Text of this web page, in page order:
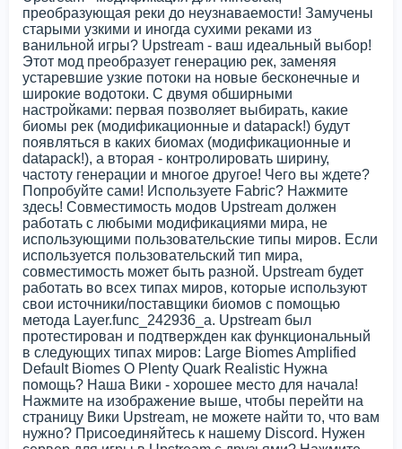
преобразующая реки до неузнаваемости! Замучены
старыми узкими и иногда сухими реками из
ванильной игры? Upstream - ваш идеальный выбор!
Этот мод преобразует генерацию рек, заменяя
устаревшие узкие потоки на новые бесконечные и
широкие водотоки. С двумя обширными
настройками: первая позволяет выбирать, какие
биомы рек (модификационные и datapack!) будут
появляться в каких биомах (модификационные и
datapack!), а вторая - контролировать ширину,
частоту генерации и многое другое! Чего вы ждете?
Попробуйте сами! Используете Fabric? Нажмите
здесь! Совместимость модов Upstream должен
работать с любыми модификациями мира, не
использующими пользовательские типы миров. Если
используется пользовательский тип мира,
совместимость может быть разной. Upstream будет
работать во всех типах миров, которые используют
свои источники/поставщики биомов с помощью
метода Layer.func_242936_a. Upstream был
протестирован и подтвержден как функциональный
в следующих типах миров: Large Biomes Amplified
Default Biomes O Plenty Quark Realistic Нужна
помощь? Наша Вики - хорошее место для начала!
Нажмите на изображение выше, чтобы перейти на
страницу Вики Upstream, не можете найти то, что вам
нужно? Присоединяйтесь к нашему Discord. Нужен